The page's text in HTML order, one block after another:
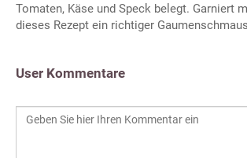
Tomaten, Käse und Speck belegt. Garniert
dieses Rezept ein richtiger
User Kommentare